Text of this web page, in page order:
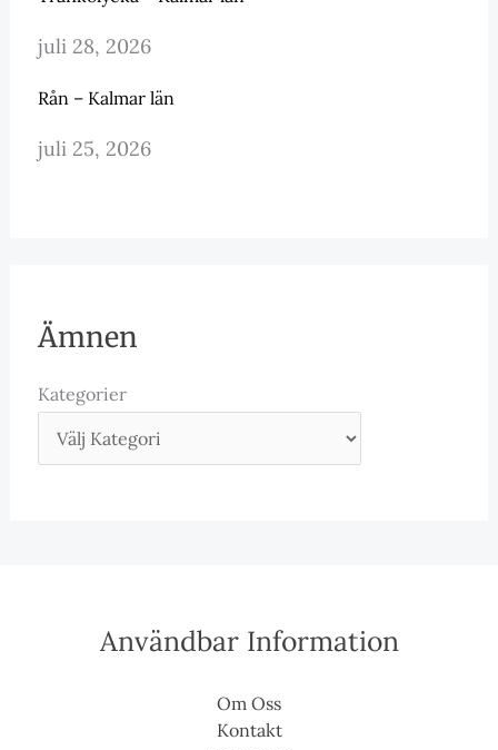
juli 28, 2026
Rån – Kalmar län
juli 25, 2026
Ämnen
Kategorier
Användbar Information
Om Oss
Kontakt